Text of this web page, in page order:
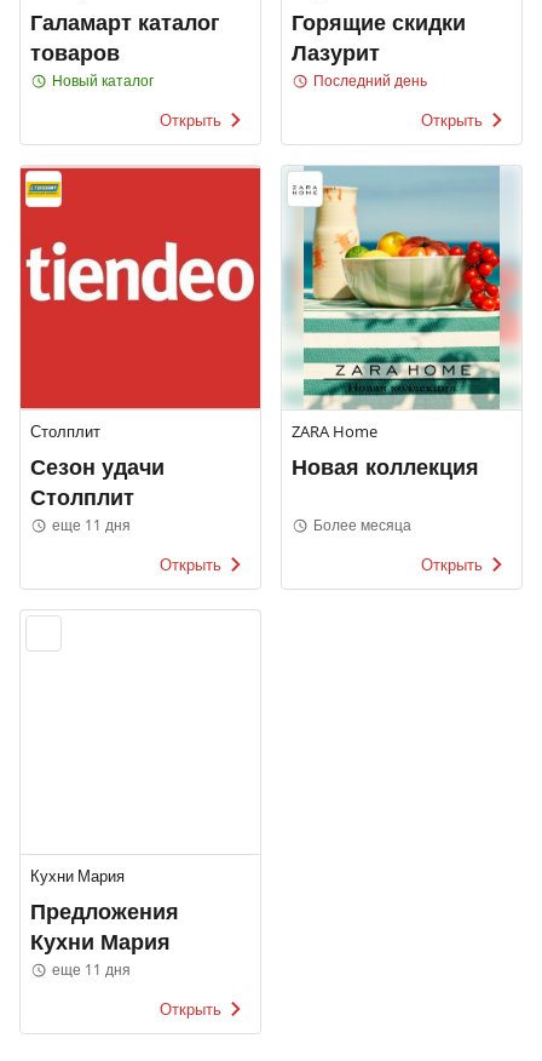
Галамарт каталог
товаров
Новый каталог
Открыть
Горящие скидки
Лазурит
Последний день
Открыть
Столплит
Сезон удачи
Столплит
еще 11 дня
Открыть
ZARA Home
Новая коллекция
Более месяца
Открыть
Кухни Мария
Предложения
Кухни Мария
еще 11 дня
Открыть